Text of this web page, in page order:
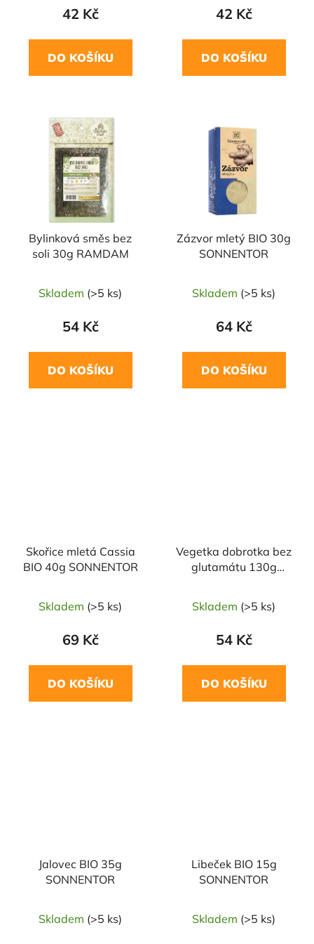
42 Kč
DO KOŠÍKU
42 Kč
DO KOŠÍKU
Bylinková směs bez
soli 30g RAMDAM
Skladem (>5 ks)
54 Kč
DO KOŠÍKU
VOLBA
Zázvor mletý BIO 30g
SONNENTOR
Skladem (>5 ks)
64 Kč
DO KOŠÍKU
Skořice mletá Cassia
BIO 40g SONNENTOR
Skladem (>5 ks)
69 Kč
DO KOŠÍKU
Vegetka dobrotka bez
glutamátu 130g
Skladem (>5 ks)
54 Kč
DO KOŠÍKU
Jalovec BIO 35g
SONNENTOR
Skladem (>5 ks)
Libeček BIO 15g
SONNENTOR
Skladem (>5 ks)